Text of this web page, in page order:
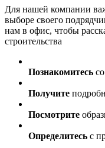
Для нашей компании
выборе своего
нам в офис, чтобы
строительства
Познакомитесь
Получите
Посмотрите
Определитесь с